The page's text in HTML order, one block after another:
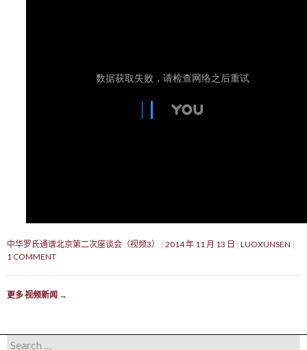
中华罗氏通谱北京第二次座谈会（视频3） 2014 年 11 月 13 日
LUOXUNSEN
1 COMMENT
更多 视频新闻 →
Search for: